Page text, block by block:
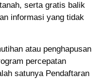
serta gratis balik
informasi yang tidak
atau penghapusan
percepatan
satunya Pendaftaran